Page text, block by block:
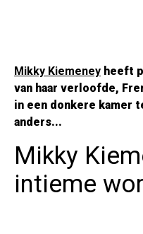
Mikky Kiemeney heeft
van haar verloofde,
in een donkere kamer
anders...
Mikky
intieme